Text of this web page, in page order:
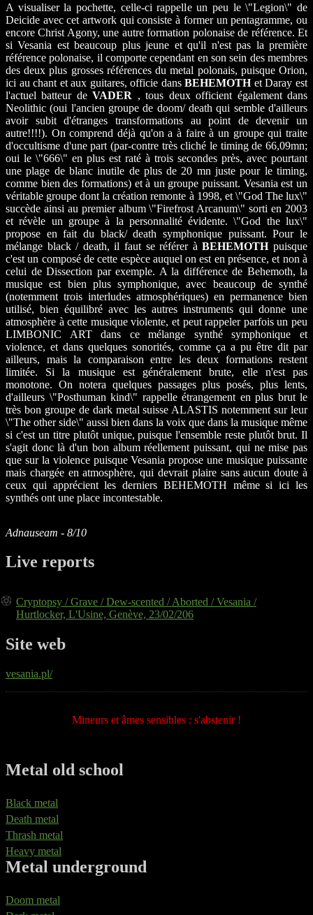
A visualiser la pochette, celle-ci rappelle un peu le \"Legion\" de
Deicide avec cet artwork qui consiste à former un pentagramme, ou
encore Christ Agony, une autre formation polonaise de référence. Et
si Vesania est beaucoup plus jeune et qu'il n'est pas la première
référence polonaise, il comporte cependant en son sein des membres
des deux plus grosses références du metal polonais, puisque Orion,
ici au chant et aux guitares, officie dansBEHEMOTHet Daray est
l'actuel batteur deVADER , tous deux officient également dans
Neolithic (oui l'ancien groupe de doom/ death qui semble d'ailleurs
avoir subit d'étranges transformations au point de devenir un
autre!!!!). On comprend déjà qu'on a à faire à un groupe qui traite
d'occultisme d'une part (par-contre très cliché le timing de 66,09mn;
oui le \"666\" en plus est raté à trois secondes près, avec pourtant
une plage de blanc inutile de plus de 20 mn juste pour le timing,
comme bien des formations) et à un groupe puissant. Vesania est un
véritable groupe dont la création remonte à 1998, et \"God The lux\"
succède ainsi au premier album \"Firefrost Arcanum\" sorti en 2003
et révèle un groupe à la personnalité évidente. \"God the lux\"
propose en fait du black/ death symphonique puissant. Pour le
mélange black / death, il faut se référer àBEHEMOTHpuisque
c'est un composé de cette espèce auquel on est en présence, et non à
celui de Dissection par exemple. A la différence de Behemoth, la
musique est bien plus symphonique, avec beaucoup de synthé
(notemment trois interludes atmosphériques) en permanence bien
utilisé, bien équilibré avec les autres instruments qui donne une
atmosphère à cette musique violente, et peut rappeler parfois un peu
LIMBONIC ART dans ce mélange synthé symphonique et
violence, et dans quelques sonorités, comme ça a pu être dit par
ailleurs, mais la comparaison entre les deux formations restent
limitée. Si la musique est généralement brute, elle n'est pas
monotone. On notera quelques passages plus posés, plus lents,
d'ailleurs \"Posthuman kind\" rappelle étrangement en plus brut le
très bon groupe de dark metal suisse ALASTIS notemment sur leur
\"The other side\" aussi bien dans la voix que dans la musique même
si c'est un titre plutôt unique, puisque l'ensemble reste plutôt brut. Il
s'agit donc là d'un bon album réellement puissant, qui ne mise pas
que sur la violence puisque Vesania propose une musique puissante
mais chargée en atmosphère, qui devrait plaire sans aucun doute à
ceux qui apprécient les derniers BEHEMOTH même si ici les
synthés ont une place incontestable.
Adnauseam - 8/10
Live reports
Cryptopsy / Grave / Dew-scented / Aborted / Vesania /
Hurtlocker, L'Usine, Genève, 23/02/206
Site web
vesania.pl/
Mineurs et âmes sensibles : s'abstenir !
Metal old school
Black metal
Death metal
Thrash metal
Heavy metal
Metal underground
Doom metal